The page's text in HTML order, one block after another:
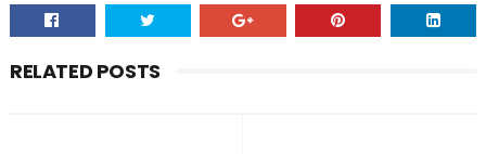
RELATED POSTS